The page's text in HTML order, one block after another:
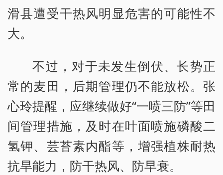
滑县遭受干热风明显危害的可能性不
大。
不过，对于未发生倒伏、长势正
常的麦田，后期管理仍不能放松。张
心玲提醒，应继续做好“一喷三防”等田
间管理措施，及时在叶面喷施磷酸二
氢钾、芸苔素内酯等，增强植株耐热
抗旱能力，防干热风、防早衰。